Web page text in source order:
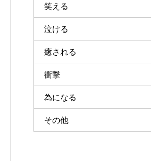
笑える
泣ける
癒される
衝撃
為になる
その他